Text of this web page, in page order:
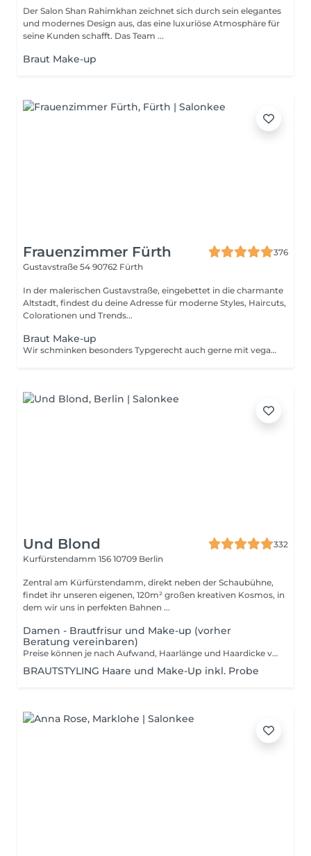
Der Salon Shan Rahimkhan zeichnet sich durch sein elegantes
und modernes Design aus, das eine luxuriöse Atmosphäre für
seine Kunden schafft. Das Team ...
Braut Make-up
Frauenzimmer Fürth
376
Gustavstraße 54 90762 Fürth
In der malerischen Gustavstraße, eingebettet in die charmante
Altstadt, findest du deine Adresse für moderne Styles, Haircuts,
Colorationen und Trends...
Braut Make-up
Wir schminken besonders Typgerecht auch gerne mit veganer Schminke
Und Blond
332
Kurfürstendamm 156 10709 Berlin
Zentral am Kürfürstendamm, direkt neben der Schaubühne,
findet ihr unseren eigenen, 120m² großen kreativen Kosmos, in
dem wir uns in perfekten Bahnen ...
Damen - Brautfrisur und Make-up (vorher
Beratung vereinbaren)
Preise können je nach Aufwand, Haarlänge und Haardicke variieren. Alle Preise verstehen sich inklusive gesetzlicher Mehrwertsteuer.
BRAUTSTYLING Haare und Make-Up inkl. Probe